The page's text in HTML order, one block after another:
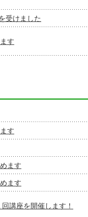
受けました
す
す
ます
ます
講座を開催します！